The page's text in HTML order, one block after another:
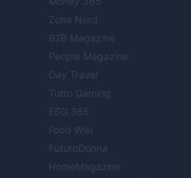
Zona Nerd
B2B Magazine
People Magazine
Day Travel
Tutto Gaming
ESG 365
Food Wiki
FuturoDonna
HomeMagazine